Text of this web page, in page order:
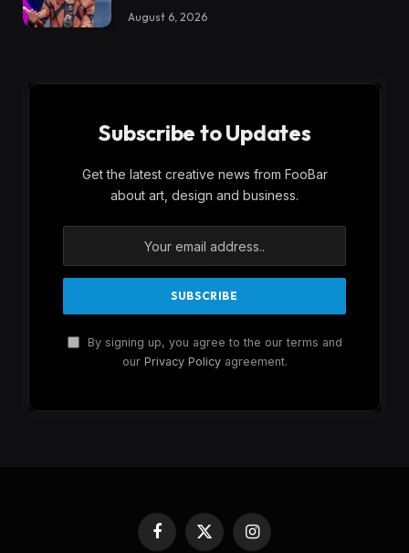
August 6, 2026
Subscribe to Updates
Get the latest creative news from FooBar
about art, design and business.
By signing up, you agree to the our terms and
our Privacy Policyagreement.
Facebook
X
Instagram